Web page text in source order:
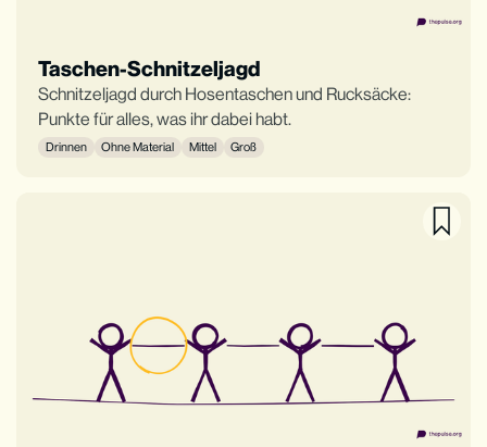
Taschen-Schnitzeljagd
Schnitzeljagd durch Hosentaschen und Rucksäcke:
Punkte für alles, was ihr dabei habt.
Drinnen Ohne Material Mittel Groß